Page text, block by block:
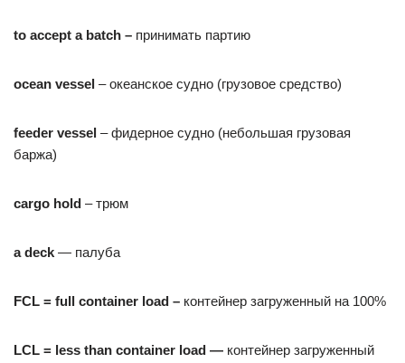
to accept a batch – принимать партию
ocean vessel – океанское судно (грузовое средство)
feeder vessel – фидерное судно (небольшая грузовая
баржа)
cargo hold – трюм
a deck — палуба
FCL = full container load – контейнер загруженный на 100%
LCL = less than container load — контейнер загруженный